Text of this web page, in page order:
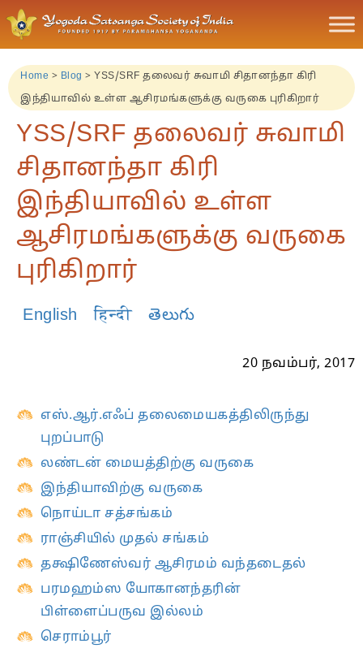
Home > Blog > YSS/SRF தலைவர் சுவாமி சிதானந்தா கிரி
இந்தியாவில் உள்ள ஆசிரமங்களுக்கு வருகை புரிகிறார்
YSS/SRF தலைவர் சுவாமி
சிதானந்தா கிரி
இந்தியாவில் உள்ள
ஆசிரமங்களுக்கு வருகை
புரிகிறார்
English हिन्दी తెలుగు
20 நவம்பர், 2017
எஸ்.ஆர்.எஃப் தலைமையகத்திலிருந்து
புறப்பாடு
லண்டன் மையத்திற்கு வருகை
இந்தியாவிற்கு வருகை
நொய்டா சத்சங்கம்
ராஞ்சியில் முதல் சங்கம்
தக்ஷிணேஸ்வர் ஆசிரமம் வந்தடைதல்
பரமஹம்ஸ யோகானந்தரின்
பிள்ளைப்பருவ இல்லம்
செராம்பூர்